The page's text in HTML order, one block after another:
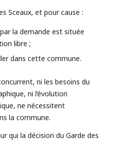
Sceaux, et pour cause :
la demande est située
libre ;
dans cette commune.
ni les besoins du
ni l’évolution
ne nécessitent
la commune.
qui la décision du Garde des